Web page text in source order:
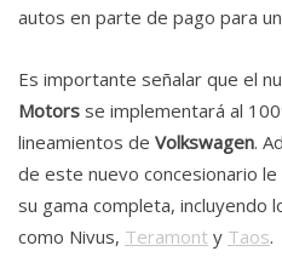
autos en parte de pago para
Es importante señalar que el
Motors se implementará al
lineamientos de Volkswagen.
de este nuevo concesionario
su gama completa, incluyendo
como Nivus, Teramont y Taos.